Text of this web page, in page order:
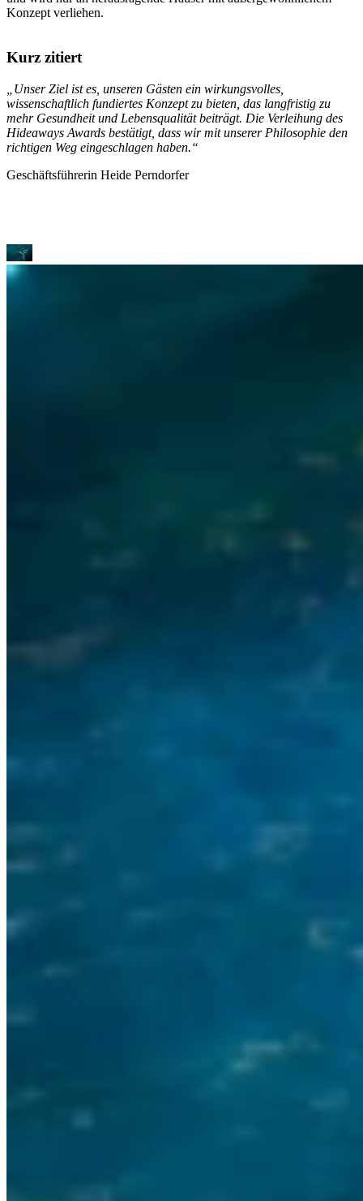
Konzept verliehen.
Kurz zitiert
„Unser Ziel ist es, unseren Gästen ein wirkungsvolles,
wissenschaftlich fundiertes Konzept zu bieten, das langfristig zu
mehr Gesundheit und Lebensqualität beiträgt. Die Verleihung des
Hideaways Awards bestätigt, dass wir mit unserer Philosophie den
richtigen Weg eingeschlagen haben.“
Geschäftsführerin Heide Perndorfer